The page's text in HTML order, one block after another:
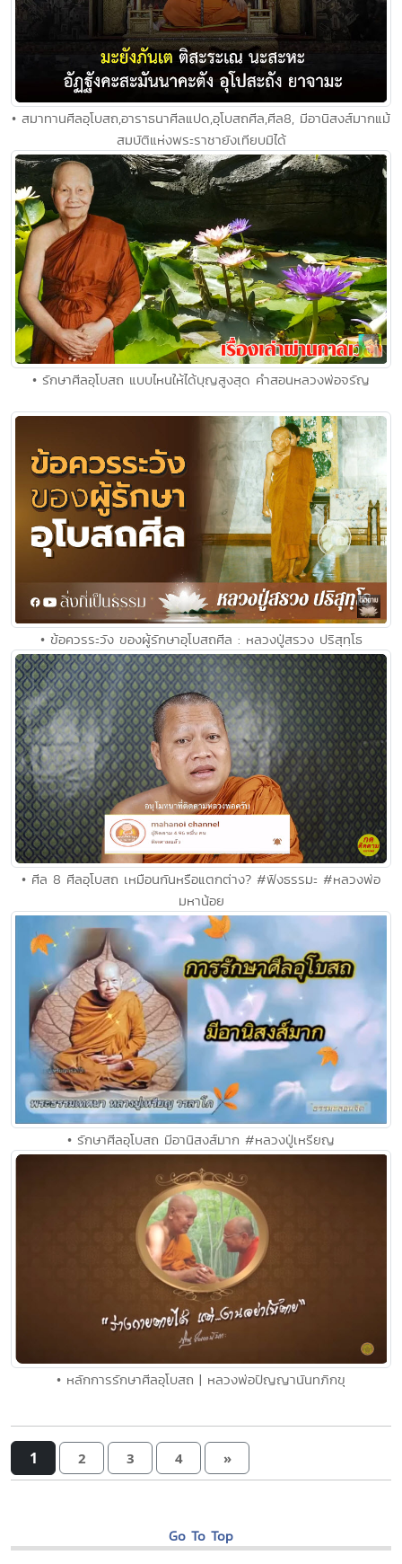
• สมาทานศีลอุโบสถ,อาราธนาศีลแปด,อุโบสถศีล,ศีล8, มีอานิสงส์มากแม้
สมบัติแห่งพระราชายังเทียบมิได้
• รักษาศีลอุโบสถ แบบไหนให้ได้บุญสูงสุด คำสอนหลวงพ่อจรัญ
• ข้อควรระวัง ของผู้รักษาอุโบสถศีล : หลวงปู่สรวง ปริสุทฺโธ
• ศีล 8 ศีลอุโบสถ เหมือนกันหรือแตกต่าง? #ฟังธรรมะ #หลวงพ่อ
มหาน้อย
• รักษาศีลอุโบสถ มีอานิสงส์มาก #หลวงปู่เหรียญ
• หลักการรักษาศีลอุโบสถ | หลวงพ่อปัญญานันทภิกขุ
1 2 3 4 »
Go To Top